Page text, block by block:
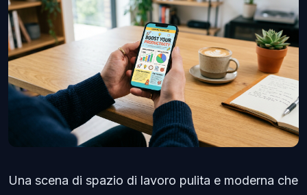
Una scena di spazio di lavoro pulita e moderna che